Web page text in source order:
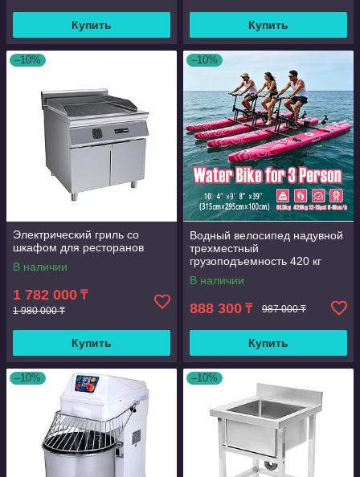
Купить Купить
–10%
Электрический гриль со
шкафом для ресторанов
В наличии
1 782 000 ₸
1 980 000 ₸
Купить
–10%
Водный велосипед надувной
трехместный
грузоподъемность 420 кг
скорость 6-8 км/ч морской
В наличии
888 300 ₸ 987 000 ₸
Купить
–10% –10%